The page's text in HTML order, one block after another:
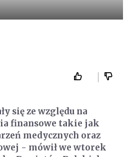
się ze względu na
finansowe takie jak
medycznych oraz
- mówił we wtorek